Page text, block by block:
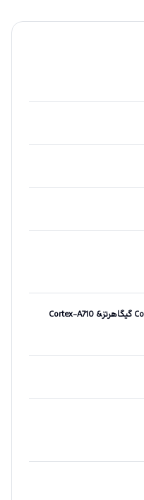
Qualcomm SM8475 Snapdragon 8+ Gen 1 (4 nm) Octa-core (1x3.19 گیگاهرتزCortex-X2 & 3x2.75 گیگاهرتزCortex-A710 &